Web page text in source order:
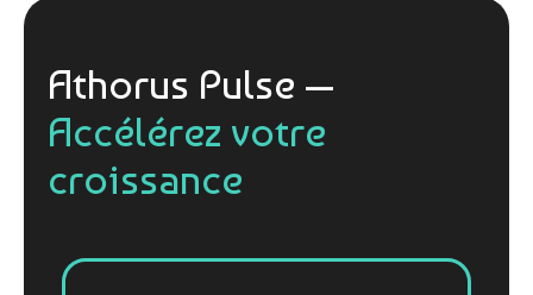
Athorus Pulse —
Accélérez votre
croissance